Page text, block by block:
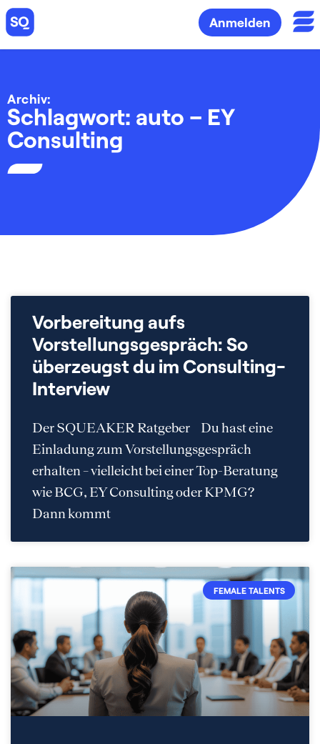
Anmelden
Archiv:
Schlagwort: auto – EY
Consulting
Vorbereitung aufs
Vorstellungsgespräch: So
überzeugst du im Consulting-
Interview
Der SQUEAKER Ratgeber Du hast eine
Einladung zum Vorstellungsgespräch
erhalten – vielleicht bei einer Top-Beratung
wie BCG, EY Consulting oder KPMG?
Dann kommt
FEMALE TALENTS